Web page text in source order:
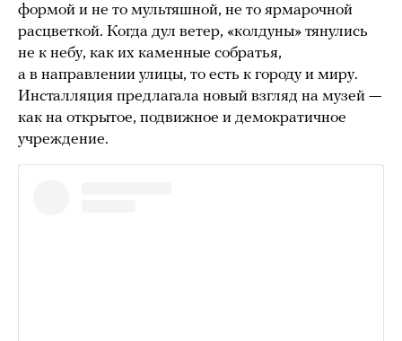
формой и не то мультяшной, не то ярмарочной
расцветкой. Когда дул ветер, «колдуны» тянулись
не к небу, как их каменные собратья,
а в направлении улицы, то есть к городу и миру.
Инсталляция предлагала новый взгляд на музей —
как на открытое, подвижное и демократичное
учреждение.